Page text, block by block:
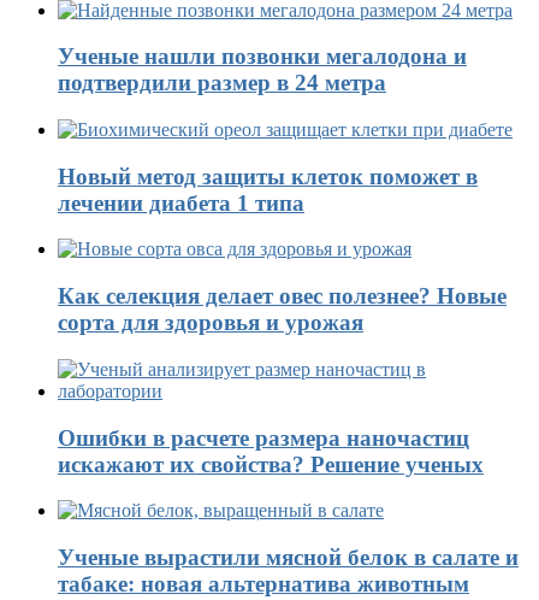
Ученые нашли позвонки мегалодона и
подтвердили размер в 24 метра
Новый метод защиты клеток поможет в
лечении диабета 1 типа
Как селекция делает овес полезнее? Новые
сорта для здоровья и урожая
Ошибки в расчете размера наночастиц
искажают их свойства? Решение ученых
Ученые вырастили мясной белок в салате и
табаке: новая альтернатива животным